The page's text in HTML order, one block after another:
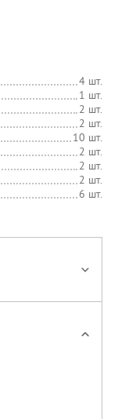
4 шт.
1 шт.
2 шт.
2 шт.
10 шт.
2 шт.
2 шт.
2 шт.
6 шт.